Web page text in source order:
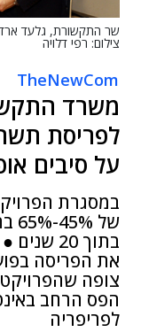
צילום: רפי דלויה
TheNewCom
לפריסת
על סיבים
בתוך
את הפריסה
צופה
הפס הרחב
לפריפריה